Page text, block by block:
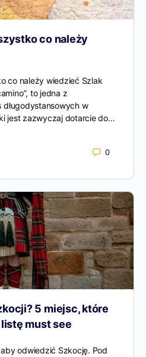
co należy
co należy wiedzieć Szlak
to jedna z
w
jest zazwyczaj dotarcie do…
0
5 miejsc, które
must see
odwiedzić Szkocję. Pod